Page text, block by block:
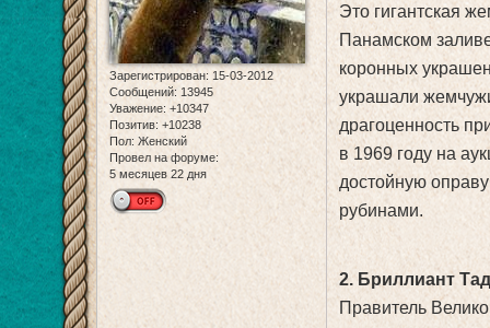
Зарегистрирован: 15-03-2012
Сообщений: 13945
Уважение: +10347
Позитив: +10238
Пол: Женский
Провел на форуме:
5 месяцев 22 дня
Это гигантская
Панамском
коронных
украшали
драгоценность
в 1969 году на
достойную
рубинами.
2. Бриллиант
Правитель